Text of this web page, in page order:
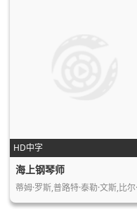
HD中字
海上钢琴师
蒂姆·罗斯,普路特·泰勒·文斯,比